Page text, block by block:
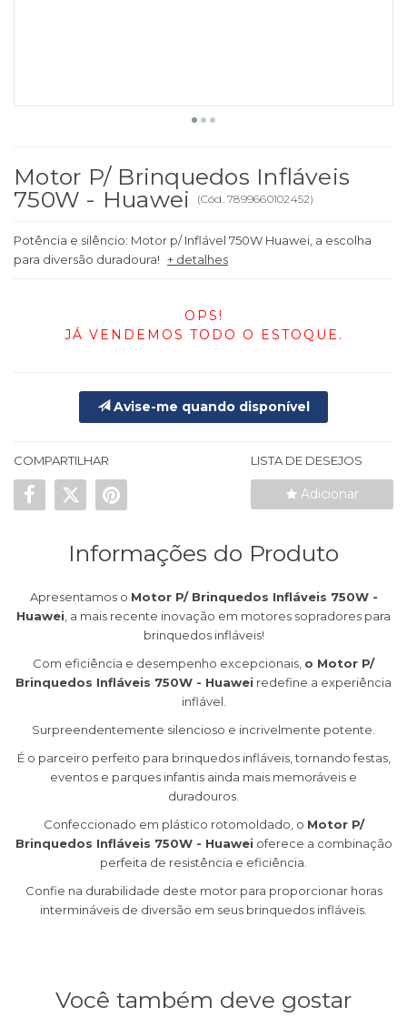
Motor P/ Brinquedos Infláveis
750W - Huawei
(Cód. 7899660102452)
Potência e silêncio: Motor p/ Inflável 750W Huawei, a escolha
para diversão duradoura! + detalhes
OPS!
JÁ VENDEMOS TODO O ESTOQUE.
Avise-me quando disponível
COMPARTILHAR LISTA DE DESEJOS
Adicionar
Informações do Produto
Apresentamos o Motor P/ Brinquedos Infláveis 750W -
Huawei, a mais recente inovação em motores sopradores para
brinquedos infláveis!
Com eficiência e desempenho excepcionais, o Motor P/
Brinquedos Infláveis 750W - Huawei redefine a experiência
inflável.
Surpreendentemente silencioso e incrivelmente potente.
É o parceiro perfeito para brinquedos infláveis, tornando festas,
eventos e parques infantis ainda mais memoráveis e
duradouros.
Confeccionado em plástico rotomoldado, o Motor P/
Brinquedos Infláveis 750W - Huawei oferece a combinação
perfeita de resistência e eficiência.
Confie na durabilidade deste motor para proporcionar horas
intermináveis de diversão em seus brinquedos infláveis.
Você também deve gostar